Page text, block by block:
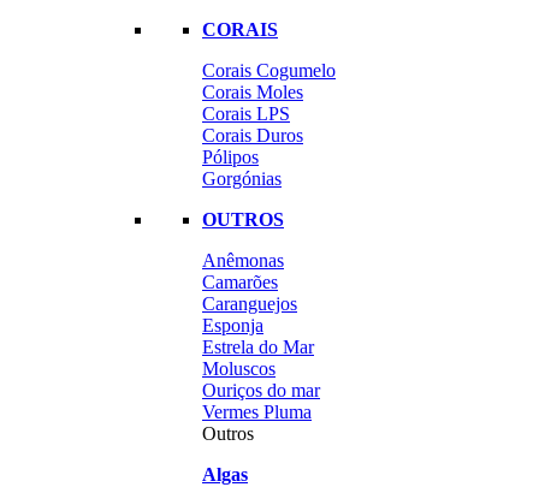
CORAIS
Corais Cogumelo
Corais Moles
Corais LPS
Corais Duros
Pólipos
Gorgónias
OUTROS
Anêmonas
Camarões
Caranguejos
Esponja
Estrela do Mar
Moluscos
Ouriços do mar
Vermes Pluma
Outros
Algas